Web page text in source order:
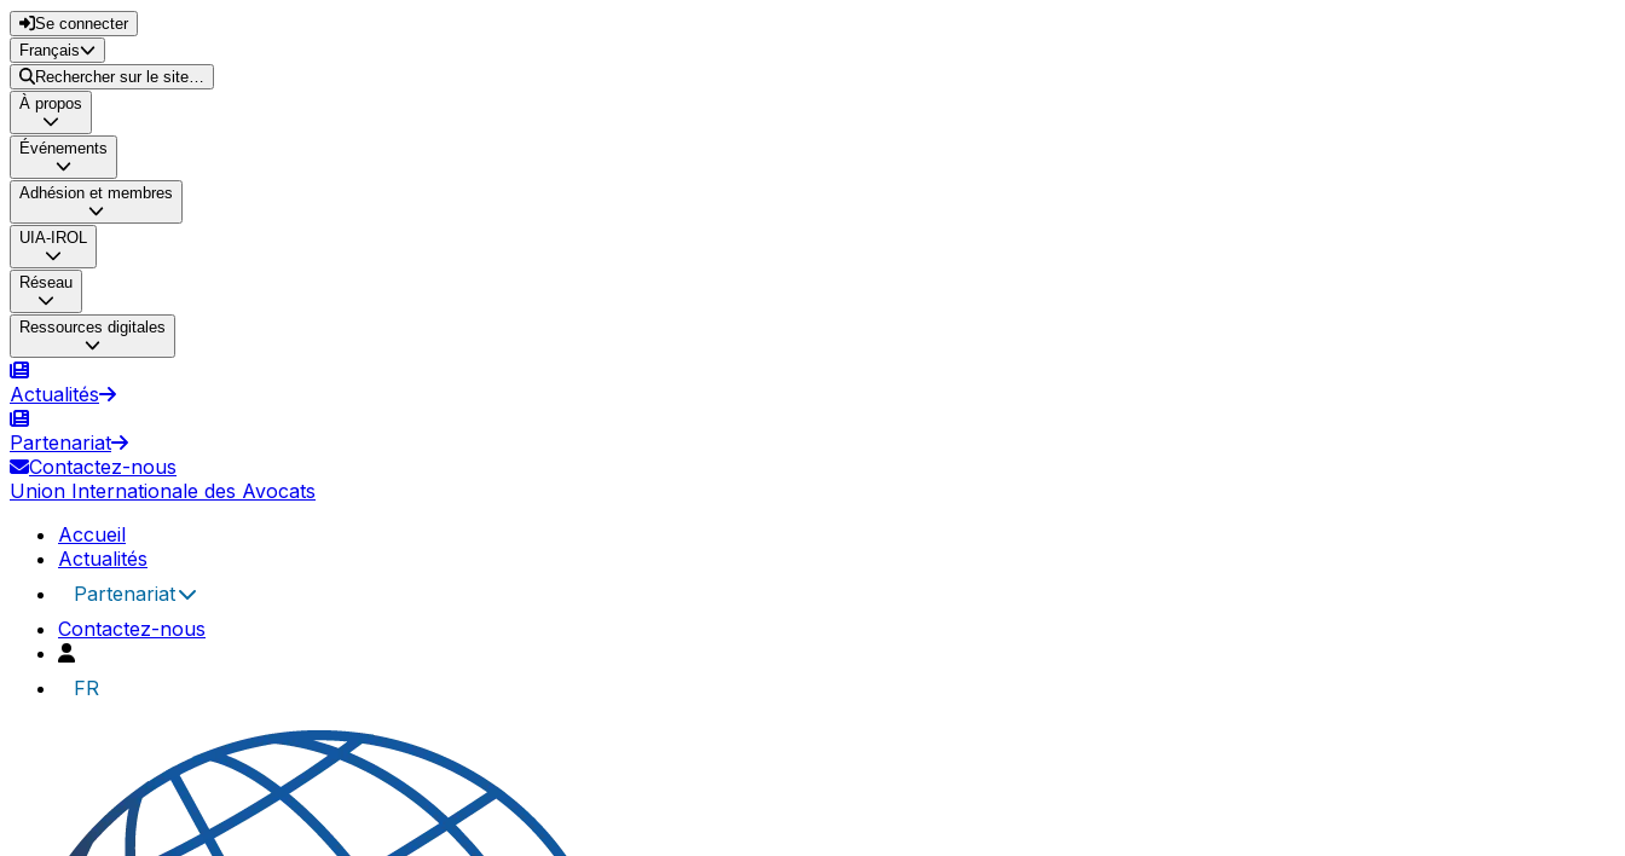
Se connecter
Français
Rechercher sur le site…
À propos
Événements
Adhésion et membres
UIA-IROL
Réseau
Ressources digitales
Actualités
Partenariat
Contactez-nous
Union Internationale des Avocats
Accueil
Actualités
Partenariat
Contactez-nous
FR